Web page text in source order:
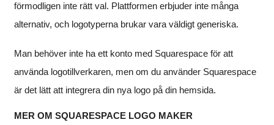
förmodligen inte rätt val. Plattformen erbjuder inte många
alternativ, och logotyperna brukar vara väldigt generiska.
Man behöver inte ha ett konto med Squarespace för att
använda logotillverkaren, men om du använder Squarespace
är det lätt att integrera din nya logo på din hemsida.
MER OM SQUARESPACE LOGO MAKER